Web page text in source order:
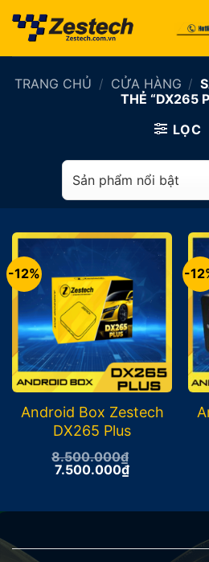
qua
TRANG CHỦ / CỬA HÀNG /
THẺ “DX265
LỌC
-12%
Android Box Zestech
DX265 Plus
8.500.000₫
Giá
8.500.000₫.
7.500.000₫Giá
là:
-